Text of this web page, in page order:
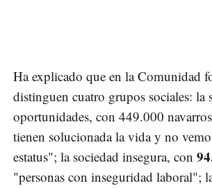
Ha explicado que en la Comunidad
distinguen cuatro grupos sociales: la
oportunidades, con 449.000
tienen solucionada la vida y no
estatus"; la sociedad insegura, con
"personas con inseguridad laboral";